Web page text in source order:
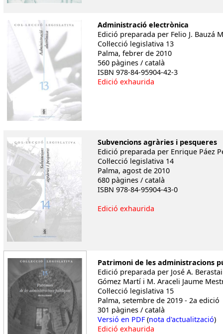
Administració electrònica
Edició preparada per Felio J. Bauzá
Col·lecció legislativa 13
Palma, febrer de 2010
560 pàgines / català
ISBN 978-84-95904-42-3
Edició exhaurida
Subvencions agràries i pesqueres
Edició preparada per Enrique Páez
Col·lecció legislativa 14
Palma, agost de 2010
680 pàgines / català
ISBN 978-84-95904-43-0
Edició exhaurida
Patrimoni de les administracions
Edició preparada per José A.
Gómez Martí i M. Araceli Jaume
Col·lecció legislativa 15
Palma, setembre de 2019 - 2a edició
301 pàgines / català
Versió en PDF (nota d'actualització)
Edició exhaurida